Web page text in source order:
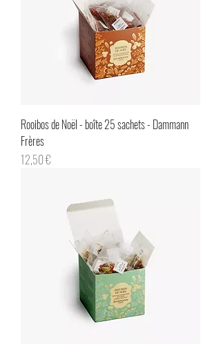
Rooibos de Noël - boîte 25 sachets - Dammann
Frères
Prix
12,50 €